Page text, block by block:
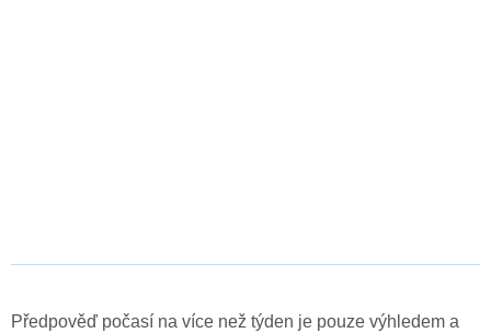
Předpověď počasí na více než týden je pouze výhledem a